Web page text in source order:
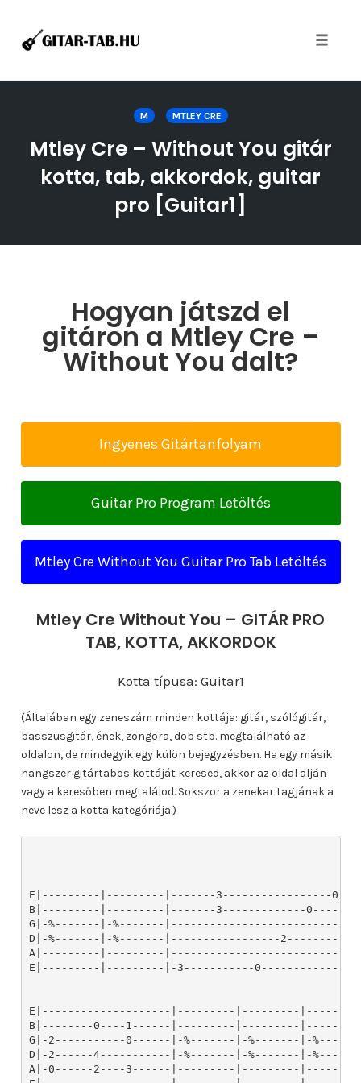
M MTLEY CRE
Mtley Cre – Without You gitár
kotta, tab, akkordok, guitar
pro [Guitar1]
Hogyan játszd el
gitáron a Mtley Cre –
Without You dalt?
Ingyenes Gitártanfolyam
Guitar Pro Program Letöltés
Mtley Cre Without You Guitar Pro Tab Letöltés
Mtley Cre Without You – GITÁR PRO
TAB, KOTTA, AKKORDOK
Kotta típusa: Guitar1
(Általában egy zeneszám minden kottája: gitár, szólógitár,
basszusgitár, ének, zongora, dob stb. megtalálható az
oldalon, de mindegyik egy külön bejegyzésben. Ha egy másik
hangszer gitártabos kottáját keresed, akkor az oldal alján
vagy a keresőben megtalálod. Sokszor a zenekar tagjának a
neve lesz a kotta kategóriája.)
E|---------|---------|-------3-----------------
B|---------|---------|-------3-------------
G|-%-------|-%-------
D|-%-------|-%-------|-----------------
A|---------|---------
E|---------|---------|-3-----------
E|--------------------|---------|---------
B|--------0----1------|---------|---------
G|-2-----------0------|-%-------|-%-------|-
D|-2------4-----------|-%-------|-%-------|-
A|-0------2----3------|---------|---------